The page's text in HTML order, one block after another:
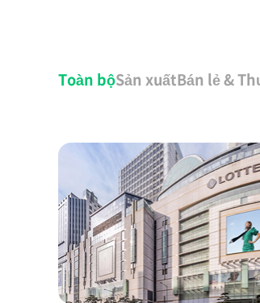
Toàn bộSản xuấtBán lẻ &